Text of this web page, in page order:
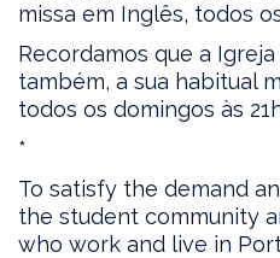
missa em Inglês, todos
Recordamos que a
também, a sua habitual
todos os domingos às
*
To satisfy the demand
the student community
who work and live in